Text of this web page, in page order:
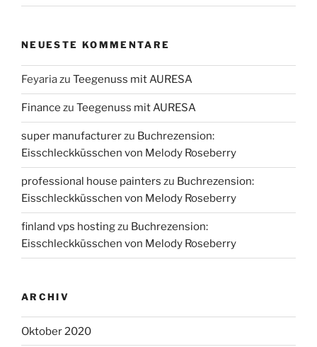
NEUESTE KOMMENTARE
Feyariazu Teegenuss mit AURESA
Finance zu Teegenuss mit AURESA
super manufacturerzu Buchrezension:
Eisschleckküsschen von Melody Roseberry
professional house painters zu Buchrezension:
Eisschleckküsschen von Melody Roseberry
finland vps hostingzu Buchrezension:
Eisschleckküsschen von Melody Roseberry
ARCHIV
Oktober 2020